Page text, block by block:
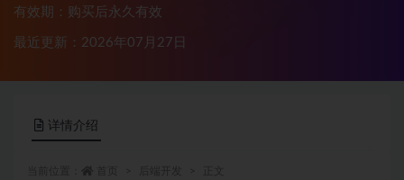
有效期：购买后永久有效
最近更新：2026年07月27日
详情介绍